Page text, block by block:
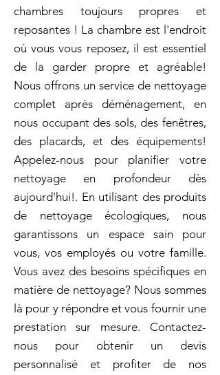
chambres toujours propres et
reposantes ! La chambre est l'endroit
où vous vous reposez, il est essentiel
de la garder propre et agréable!
Nous offrons un service de nettoyage
complet après déménagement, en
nous occupant des sols, des fenêtres,
des placards, et des équipements!
Appelez-nous pour planifier votre
nettoyage en profondeur dès
aujourd'hui!. En utilisant des produits
de nettoyage écologiques, nous
garantissons un espace sain pour
vous, vos employés ou votre famille.
Vous avez des besoins spécifiques en
matière de nettoyage? Nous sommes
là pour y répondre et vous fournir une
prestation sur mesure. Contactez-
nous pour obtenir un devis
personnalisé et profiter de nos